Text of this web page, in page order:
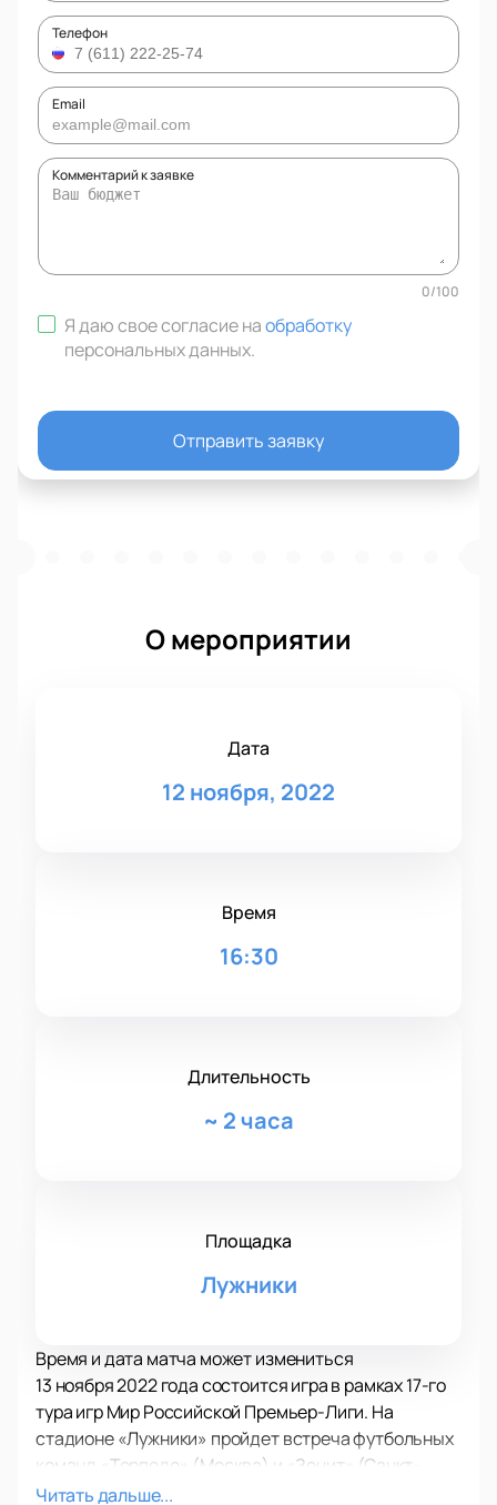
Телефон
Email
Комментарий к заявке
0/100
Я даю свое согласие наобработку
персональных данных.
Отправить заявку
О мероприятии
Дата
12 ноября, 2022
Время
16:30
Длительность
~ 2 часа
Площадка
Лужники
Время и дата матча может измениться
13 ноября 2022 года состоится игра в рамках 17-го
тура игр Мир Российской Премьер-Лиги. На
стадионе «Лужники» пройдет встреча футбольных
команд «Торпедо» (Москва) и «Зенит» (Санкт-
Петербург).
Читать дальше...